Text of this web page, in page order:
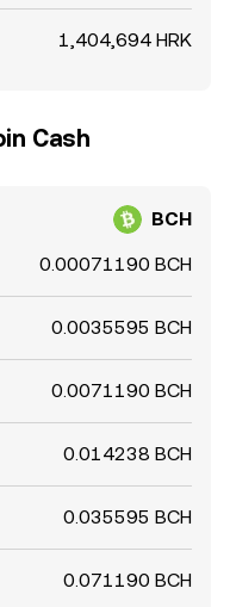
1,404,694 HRK
Cash
BCH
0.00071190 BCH
0.0035595 BCH
0.0071190 BCH
0.014238 BCH
0.035595 BCH
0.071190 BCH